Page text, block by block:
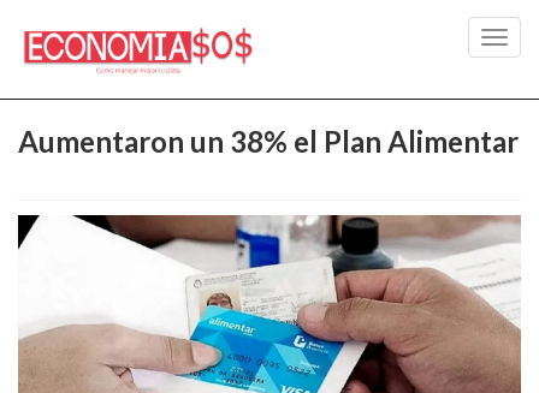
Aumentaron un 38% el Plan Alimentar